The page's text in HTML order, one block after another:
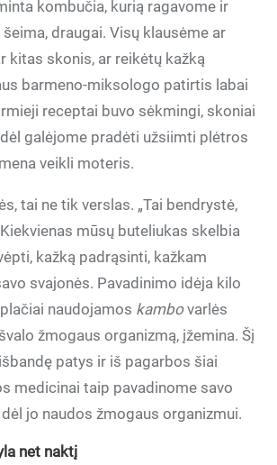
kombučia, kurią ragavome ir
draugai. Visų klausėme ar
kitas skonis, ar reikėtų kažką
barmeno-miksologo patirtis labai
receptai buvo sėkmingi, skoniai
galėjome pradėti užsiimti plėtros
veikli moteris.
tai ne tik verslas. „Tai bendrystė,
mūsų buteliukas skelbia
kažką padrąsinti, kažkam
svajonės. Pavadinimo idėja kilo
naudojamos kambovarlės
žmogaus organizmą, įžemina. Šį
patys ir iš pagarbos šiai
medicinai taip pavadinome savo
jo naudos žmogaus organizmui.
net naktį